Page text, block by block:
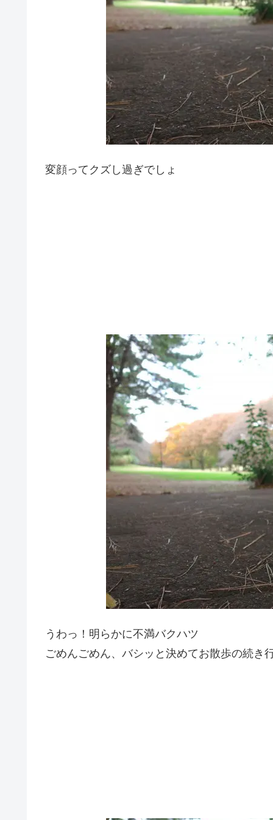
変顔ってクズし過ぎでしょ
うわっ！明らかに不満バクハツ
ごめんごめん、バシッと決めてお散歩の続き